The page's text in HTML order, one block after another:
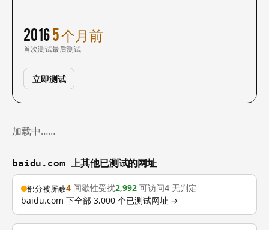
2016
首次测试
5 个月前
最后测试
立即测试
加载中……
baidu.com 上其他已测试的网址
部分被屏蔽4 间歇性受扰2,992 可访问4 无判定
baidu.com 下全部 3,000 个已测试网址 →